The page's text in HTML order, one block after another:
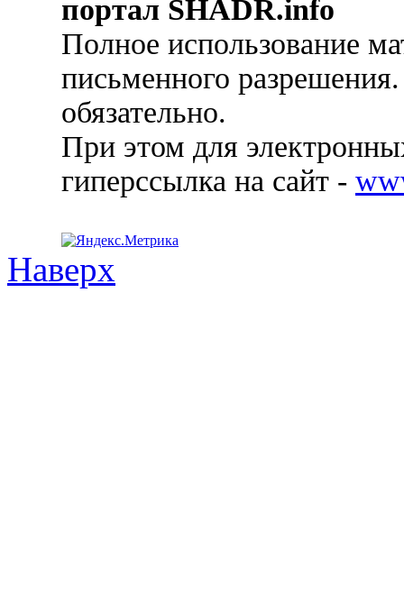
портал SHADR.info
Полное использование
письменного
обязательно.
При этом для
гиперссылка на сайт -
Наверх